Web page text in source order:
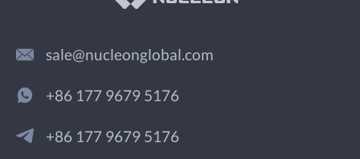
sale@nucleonglobal.com
+86 177 9679 5176
+86 177 9679 5176